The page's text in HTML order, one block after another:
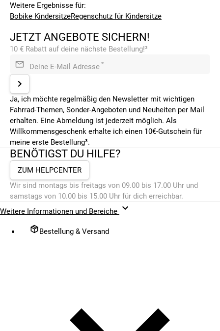
Weitere Ergebnisse für:
Bobike KindersitzeRegenschutz für Kindersitze
JETZT ANGEBOTE SICHERN!
10 € Rabatt auf deine nächste Bestellung!³
Deine E-Mail Adresse *
Ja, ich möchte regelmäßig den Newsletter mit wichtigen
Fahrrad-Themen, Sonder-Angeboten und Neuheiten per Mail
erhalten. Eine Abmeldung ist jederzeit möglich. Als
Willkommensgeschenk erhalte ich einen 10€-Gutschein für
meine erste Bestellung³.
BENÖTIGST DU HILFE?
ZUM HELPCENTER
Wir sind montags bis freitags von 09.00 bis 17.00 Uhr und
samstags von 10.00 bis 15.00 Uhr für dich erreichbar.
Weitere Informationen und Bereiche
Bestellung & Versand